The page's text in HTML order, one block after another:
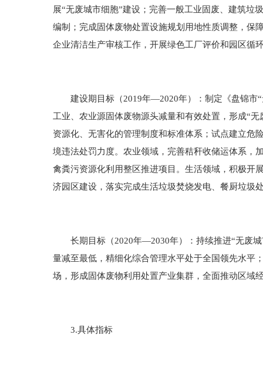
展“无废城市细胞”建设；完善一般工业固废、建筑垃
编制；完成固体废物处置设施规划用地性质调整，保
企业清洁生产审核工作，开展绿色工厂评价和园区循
建设期目标（2019年—2020年）：制定《盘锦市“
工业、农业源固体废物源头减量和有效处置，形成“
资源化、无害化的管理制度和标准体系；试点建立危
境违法处罚力度。农业领域，完善秸秆收储运体系，
禽粪污资源化利用整区推进项目。生活领域，积极开
济园区建设，落实完成生活垃圾焚烧发电、餐厨垃圾
长期目标（2020年—2030年）：持续推进“无废城
量减至最低，精细化综合管理水平处于全国领先水平
场，形成固体废物利用处置产业集群，全面推动区域
3.具体指标